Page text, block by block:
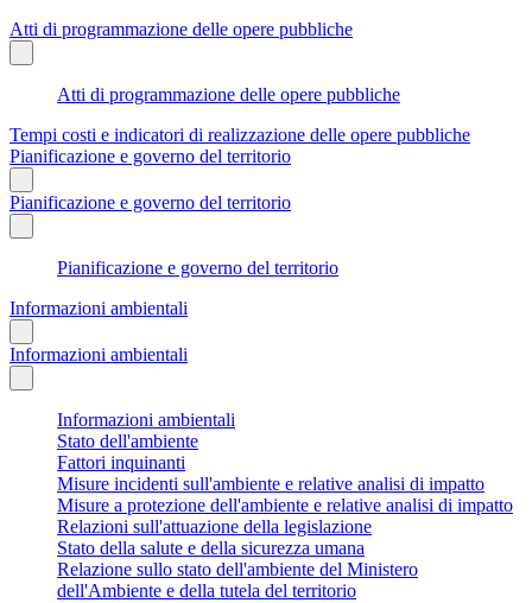
Atti di programmazione delle opere pubbliche
Atti di programmazione delle opere pubbliche
Tempi costi e indicatori di realizzazione delle opere pubbliche
Pianificazione e governo del territorio
Pianificazione e governo del territorio
Pianificazione e governo del territorio
Informazioni ambientali
Informazioni ambientali
Informazioni ambientali
Stato dell'ambiente
Fattori inquinanti
Misure incidenti sull'ambiente e relative analisi di impatto
Misure a protezione dell'ambiente e relative analisi di impatto
Relazioni sull'attuazione della legislazione
Stato della salute e della sicurezza umana
Relazione sullo stato dell'ambiente del Ministero
dell'Ambiente e della tutela del territorio